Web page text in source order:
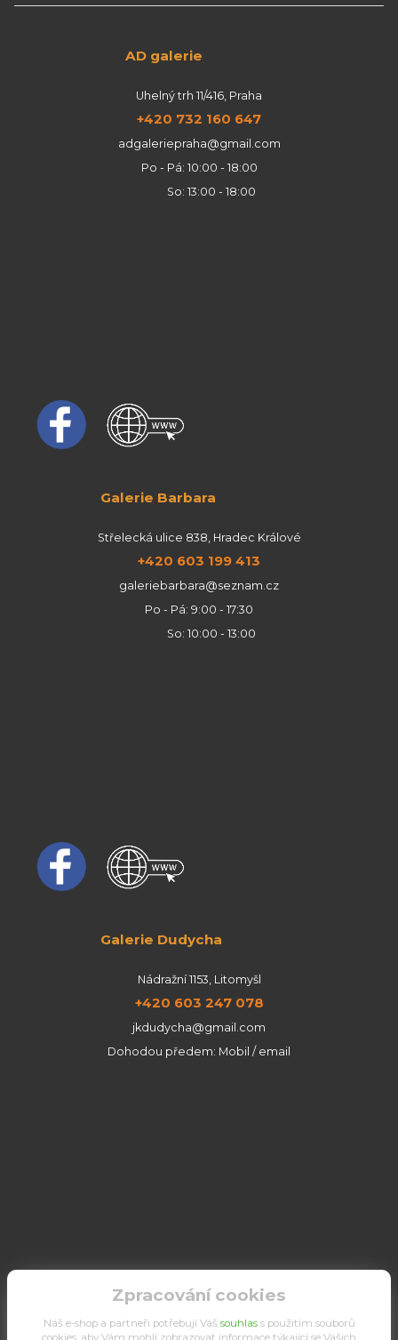
AD galerie
Uhelný trh 11/416, Praha
+420 732 160 647
adgaleriepraha@gmail.com
Po - Pá: 10:00 - 18:00
So: 13:00 - 18:00
Galerie Barbara
Střelecká ulice 838, Hradec Králové
+420 603 199 413
galeriebarbara@seznam.cz
Po - Pá: 9:00 - 17:30
So: 10:00 - 13:00
Galerie Dudycha
Nádražní 1153, Litomyšl
+420 603 247 078
jkdudycha@gmail.com
Dohodou předem: Mobil / email
Zpracování cookies
Náš e-shop a partneři potřebují Váš souhlass použitím souborů